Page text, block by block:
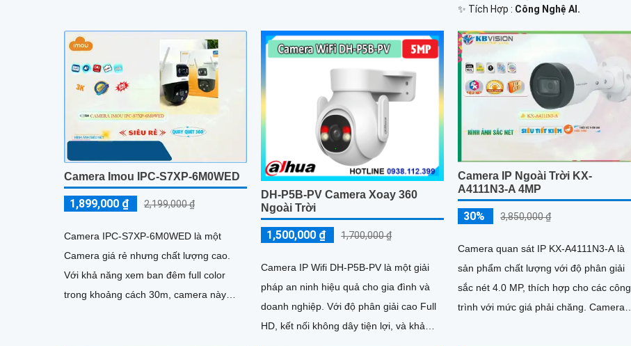
️✨ Tích Hợp : Công Nghệ AI.
Camera Imou IPC-S7XP-6M0WED
1,899,000 ₫ 2,199,000 ₫
Camera IPC-S7XP-6M0WED là một
Camera giá rẻ nhưng chất lượng cao.
Với khả năng xem ban đêm full color
trong khoảng cách 30m, camera này
DH-P5B-PV Camera Xoay 360
Ngoài Trời
1,500,000 ₫ 1,700,000 ₫
Camera IP Wifi DH-P5B-PV là một giải
pháp an ninh hiệu quả cho gia đình và
doanh nghiệp. Với độ phân giải cao Full
HD, kết nối không dây tiện lợi, và khả
Camera IP Ngoài Trời KX-
A4111N3-A 4MP
30% 3,850,000 ₫
Camera quan sát IP KX-A4111N3-A là
sản phẩm chất lượng với độ phân giải
sắc nét 4.0 MP, thích hợp cho các công
trình với mức giá phải chăng. Camera